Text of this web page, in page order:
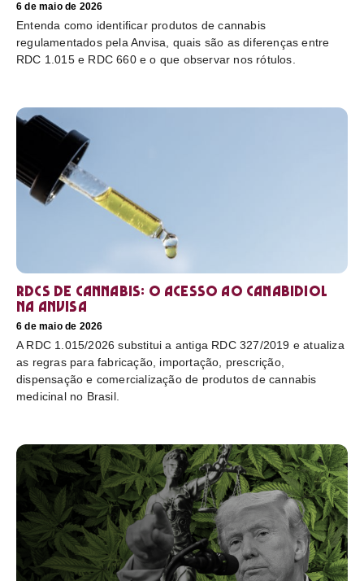
6 de maio de 2026
Entenda como identificar produtos de cannabis
regulamentados pela Anvisa, quais são as diferenças entre
RDC 1.015 e RDC 660 e o que observar nos rótulos.
RDCs de cannabis: o acesso ao canabidiol
na Anvisa
6 de maio de 2026
A RDC 1.015/2026 substitui a antiga RDC 327/2019 e atualiza
as regras para fabricação, importação, prescrição,
dispensação e comercialização de produtos de cannabis
medicinal no Brasil.